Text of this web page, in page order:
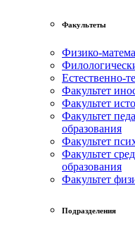
Факультеты
Физико-
Естественно-
Факультет
Факультет
Факультет
образования
Факультет
Факультет
образования
Факультет
Подразделения